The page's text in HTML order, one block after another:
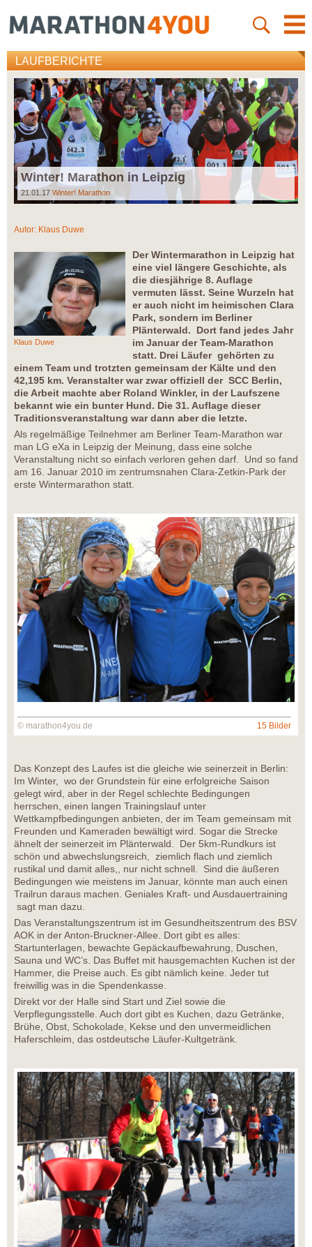
LAUFBERICHTE
Winter! Marathon in Leipzig
21.01.17 Winter! Marathon
Autor: Klaus Duwe
Klaus Duwe
Der Wintermarathon in Leipzig hat
eine viel längere Geschichte, als
die diesjährige 8. Auflage
vermuten lässt. Seine Wurzeln hat
er auch nicht im heimischen Clara
Park, sondern im Berliner
Plänterwald. Dort fand jedes Jahr
im Januar der Team-Marathon
statt. Drei Läufer gehörten zu
einem Team und trotzten gemeinsam der Kälte und den
42,195 km. Veranstalter war zwar offiziell der SCC Berlin,
die Arbeit machte aber Roland Winkler, in der Laufszene
bekannt wie ein bunter Hund. Die 31. Auflage dieser
Traditionsveranstaltung war dann aber die letzte.
Als regelmäßige Teilnehmer am Berliner Team-Marathon war
man LG eXa in Leipzig der Meinung, dass eine solche
Veranstaltung nicht so einfach verloren gehen darf. Und so fand
am 16. Januar 2010 im zentrumsnahen Clara-Zetkin-Park der
erste Wintermarathon statt.
© marathon4you.de 15 Bilder
Das Konzept des Laufes ist die gleiche wie seinerzeit in Berlin:
Im Winter, wo der Grundstein für eine erfolgreiche Saison
gelegt wird, aber in der Regel schlechte Bedingungen
herrschen, einen langen Trainingslauf unter
Wettkampfbedingungen anbieten, der im Team gemeinsam mit
Freunden und Kameraden bewältigt wird. Sogar die Strecke
ähnelt der seinerzeit im Plänterwald. Der 5km-Rundkurs ist
schön und abwechslungsreich, ziemlich flach und ziemlich
rustikal und damit alles,, nur nicht schnell. Sind die äußeren
Bedingungen wie meistens im Januar, könnte man auch einen
Trailrun daraus machen. Geniales Kraft- und Ausdauertraining
sagt man dazu.
Das Veranstaltungszentrum ist im Gesundheitszentrum des BSV
AOK in der Anton-Bruckner-Allee. Dort gibt es alles:
Startunterlagen, bewachte Gepäckaufbewahrung, Duschen,
Sauna und WC’s. Das Buffet mit hausgemachten Kuchen ist der
Hammer, die Preise auch. Es gibt nämlich keine. Jeder tut
freiwillig was in die Spendenkasse.
Direkt vor der Halle sind Start und Ziel sowie die
Verpflegungsstelle. Auch dort gibt es Kuchen, dazu Getränke,
Brühe, Obst, Schokolade, Kekse und den unvermeidlichen
Haferschleim, das ostdeutsche Läufer-Kultgetränk.